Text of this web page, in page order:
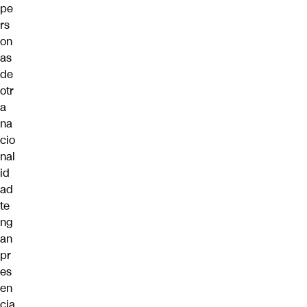
pe
rs
on
as
de
otr
a
na
cio
nal
id
ad
te
ng
an
pr
es
en